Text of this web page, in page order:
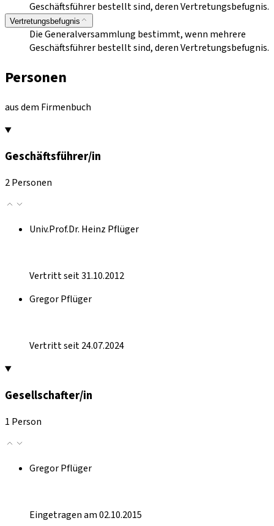
Geschäftsführer bestellt sind, deren Vertretungsbefugnis.
Vertretungsbefugnis
Die Generalversammlung bestimmt, wenn mehrere
Geschäftsführer bestellt sind, deren Vertretungsbefugnis.
Personen
aus dem Firmenbuch
Geschäftsführer/in
2 Personen
Univ.Prof.Dr. Heinz Pflüger
Vertritt seit 31.10.2012
Gregor Pflüger
Vertritt seit 24.07.2024
Gesellschafter/in
1 Person
Gregor Pflüger
Eingetragen am 02.10.2015